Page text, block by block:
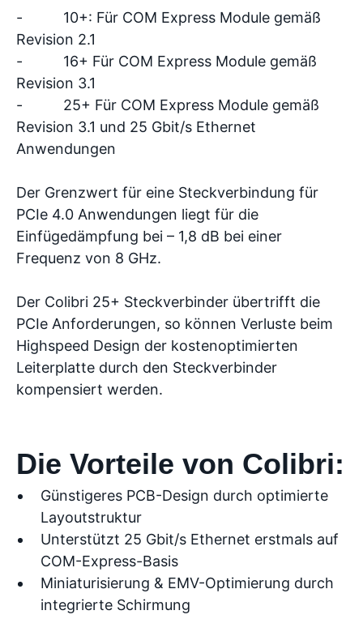
- 10+: Für COM Express Module gemäß
Revision 2.1
- 16+ Für COM Express Module gemäß
Revision 3.1
- 25+ Für COM Express Module gemäß
Revision 3.1 und 25 Gbit/s Ethernet
Anwendungen
Der Grenzwert für eine Steckverbindung für
PCIe 4.0 Anwendungen liegt für die
Einfügedämpfung bei – 1,8 dB bei einer
Frequenz von 8 GHz.
Der Colibri 25+ Steckverbinder übertrifft die
PCIe Anforderungen, so können Verluste beim
Highspeed Design der kostenoptimierten
Leiterplatte durch den Steckverbinder
kompensiert werden.
Die Vorteile von Colibri:
Günstigeres PCB-Design durch optimierte
Layoutstruktur
Unterstützt 25 Gbit/s Ethernet erstmals auf
COM-Express-Basis
Miniaturisierung & EMV-Optimierung durch
integrierte Schirmung